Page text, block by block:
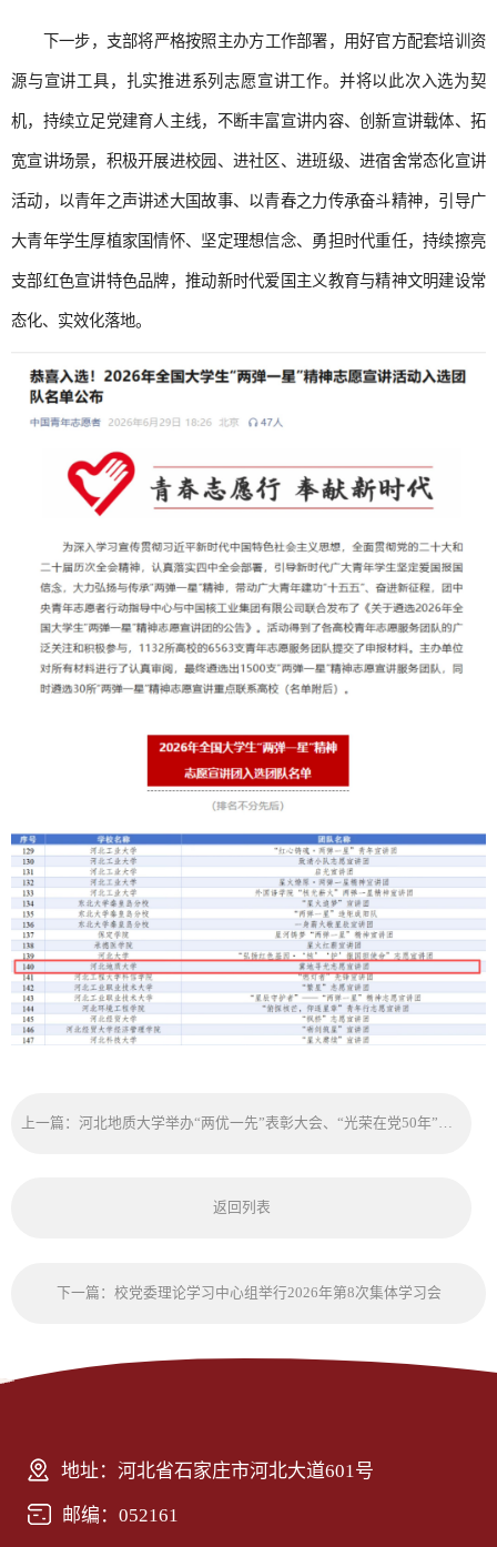
下一步，支部将严格按照主办方工作部署，用好官方配套培训资
源与宣讲工具，扎实推进系列志愿宣讲工作。并将以此次入选为契
机，持续立足党建育人主线，不断丰富宣讲内容、创新宣讲载体、拓
宽宣讲场景，积极开展进校园、进社区、进班级、进宿舍常态化宣讲
活动，以青年之声讲述大国故事、以青春之力传承奋斗精神，引导广
大青年学生厚植家国情怀、坚定理想信念、勇担时代重任，持续擦亮
支部红色宣讲特色品牌，推动新时代爱国主义教育与精神文明建设常
态化、实效化落地。
上一篇：河北地质大学举办“两优一先”表彰大会、“光荣在党50年”纪念章颁发仪式暨树立和践行正确政绩观学习教育专题党课、思政课
返回列表
下一篇：校党委理论学习中心组举行2026年第8次集体学习会
地址：河北省石家庄市河北大道601号
邮编：052161